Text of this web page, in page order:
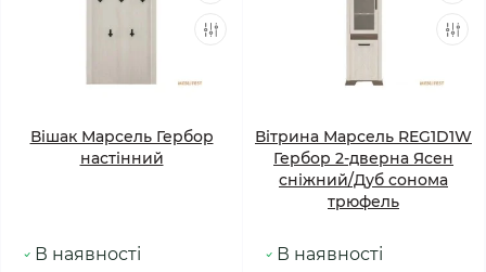
Вішак Марсель Гербор
настінний
В наявності
Вітрина Марсель REG1D1W
Гербор 2-дверна Ясен
сніжний/Дуб сонома
трюфель
В наявності